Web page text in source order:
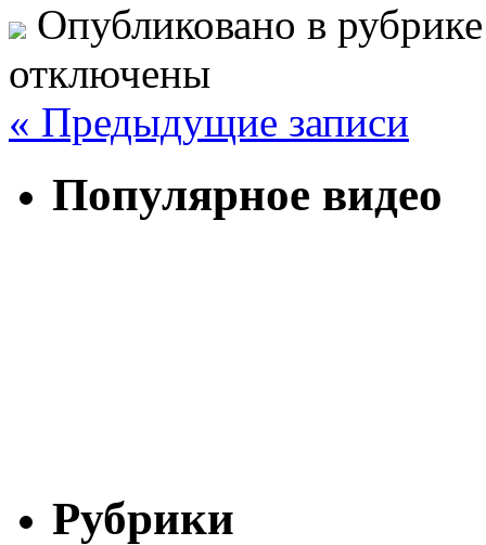
Опубликовано в
отключены
« Предыдущие записи
Популярное видео
Рубрики